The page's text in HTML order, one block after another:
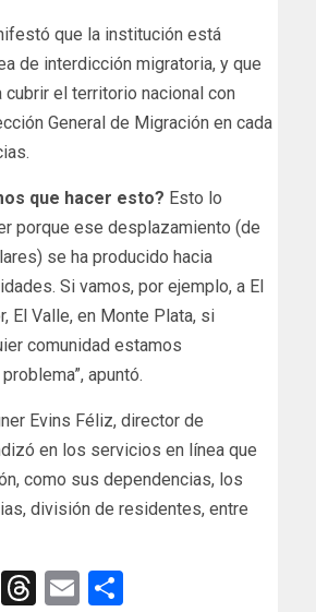
que la institución está
de interdicción migratoria, y que
el territorio nacional con
General de Migración en cada
que hacer esto? Esto lo
porque ese desplazamiento (de
se ha producido hacia
Si vamos, por ejemplo, a El
El Valle, en Monte Plata, si
comunidad estamos
apuntó.
Evins Féliz, director de
en los servicios en línea que
como sus dependencias, los
división de residentes, entre
WhatsApp
Threads
Email